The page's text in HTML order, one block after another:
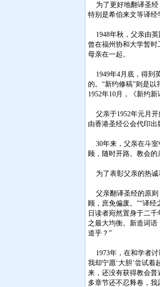
为了更好地翻译圣经
特别是希伯来文等译经
1948年秋，父亲由英
曾在福州协和大学暂
母亲在一起。
1949年4月底，得到
的。“新约修稿”则是以
1952年10月，《新约
父亲于1952年元月开
由香港圣经公会代印出
30年来，父亲在斗室
顾，随时开路。教会
为了表彰父亲的热诚
父亲翻译圣经的原则
顾，庶免偏废。”“译
日读者宛然置身于二
之最大均衡。新造词
道乎？”
1973年，在和学者讨
我却宁愿‘大胆’尝试
来，还没有获得教会普
多章节还不忍释卷，我